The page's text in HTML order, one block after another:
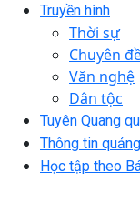
Truyền hình
Thời sự
Chuyên
Văn nghệ
Dân tộc
Tuyên Quang
Thông tin
Học tập theo